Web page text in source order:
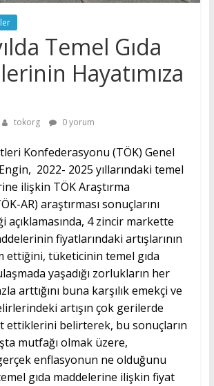
Temel Gıda
Hayatımıza
tokorg 0 yorum
Konfederasyonu (TÖK) Genel
2022- 2025 yıllarındaki temel
ilişkin TÖK Araştırma
AR) araştırması sonuçlarını
açıklamasında, 4 zincir markette
fiyatlarındaki artışlarının
ettiğini, tüketicinin temel gıda
yaşadığı zorlukların her
arttığını buna karşılık emekçi ve
artışın çok gerilerde
ettiklerini belirterek, bu sonuçların
mutfağı olmak üzere,
enflasyonun ne olduğunu
gıda maddelerine ilişkin fiyat